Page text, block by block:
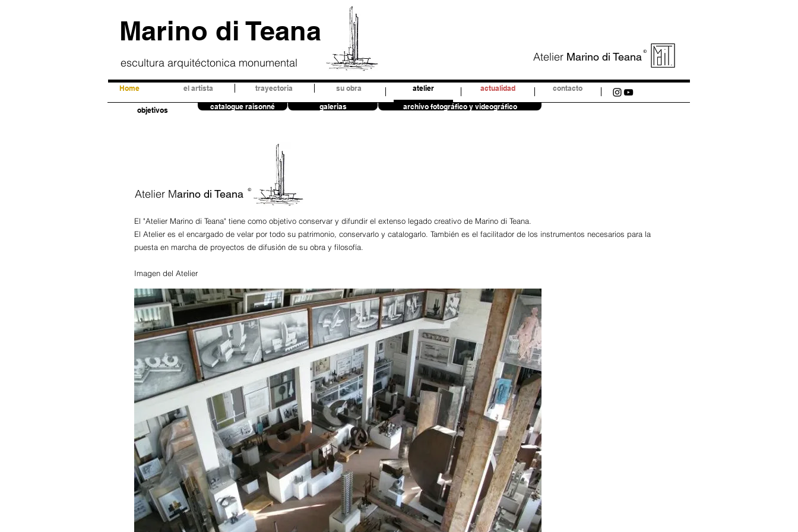
Marino di Teana
escultura arquitéctonica monumental Atelier Marino di Teana ©
Home el artista trayectoria su obra atelier actualidad contacto
objetivos catalogue raisonné galerias archivo fotográfico y videográfico
Atelier Marino di Teana ©
El "Atelier Marino di Teana" tiene como objetivo conservar y difundir el extenso legado creativo de Marino di Teana.
El Atelier es el encargado de velar por todo su patrimonio, conservarlo y catalogarlo. También es el facilitador de los instrumentos necesarios para la
puesta en marcha de proyectos de difusión de su obra y filosofía.
Imagen del Atelier